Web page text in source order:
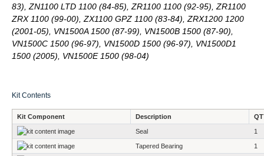
83), ZN1100 LTD 1100 (84-85), ZR1100 1100 (92-95), ZR1100
ZRX 1100 (99-00), ZX1100 GPZ 1100 (83-84), ZRX1200 1200
(2001-05), VN1500A 1500 (87-99), VN1500B 1500 (87-90),
VN1500C 1500 (96-97), VN1500D 1500 (96-97), VN1500D1
1500 (2005), VN1500E 1500 (98-04)
Kit Contents
Kit Component Description
Seal 1
Tapered Bearing 1